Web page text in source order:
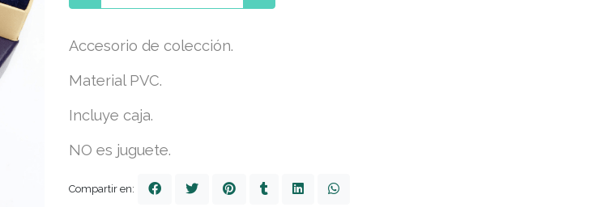
Accesorio de colección.
Material PVC.
Incluye caja.
NO es juguete.
Compartir en: